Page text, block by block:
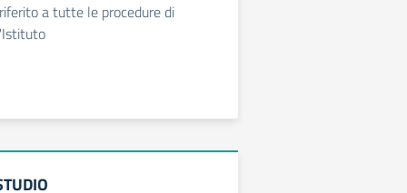
a tutte le procedure di